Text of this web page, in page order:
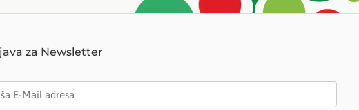
za Newsletter